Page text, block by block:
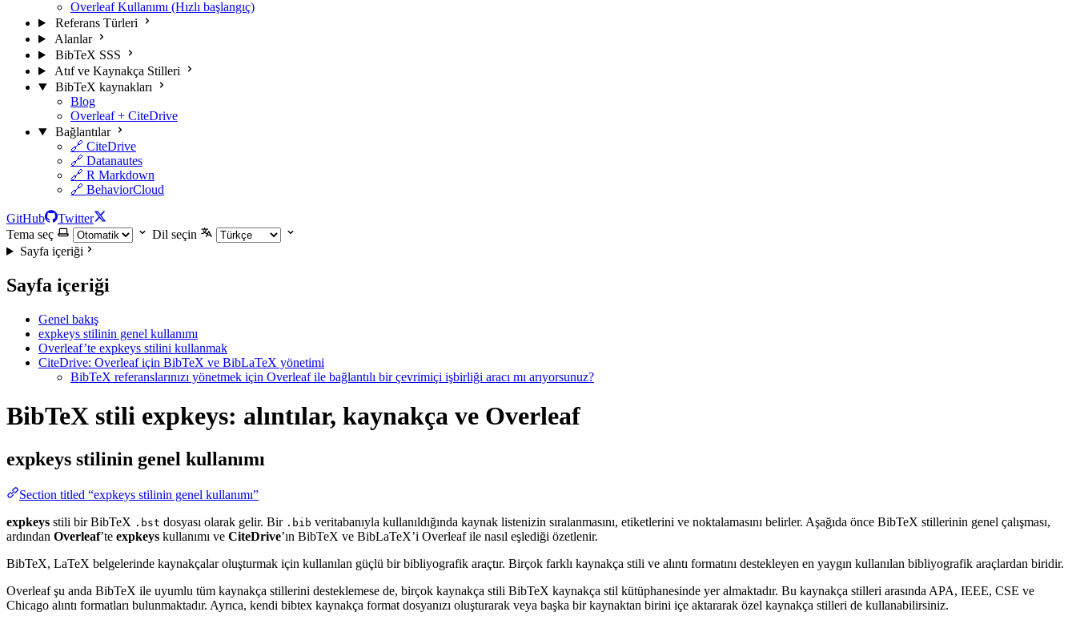
Overleaf Kullanımı (Hızlı başlangıç)
Referans Türleri
Alanlar
BibTeX SSS
Atıf ve Kaynakça Stilleri
BibTeX kaynakları
Blog
Overleaf + CiteDrive
Bağlantılar
🔗 CiteDrive
🔗 Datanautes
🔗 R Markdown
🔗 BehaviorCloud
GitHub
Twitter
Tema seç
Dil seçin
Sayfa içeriği
Sayfa içeriği
Genel bakış
expkeys stilinin genel kullanımı
Overleaf’te expkeys stilini kullanmak
CiteDrive: Overleaf için BibTeX ve BibLaTeX yönetimi
BibTeX referanslarınızı yönetmek için Overleaf ile bağlantılı bir çevrimiçi işbirliği aracı mı arıyorsunuz?
BibTeX stili expkeys: alıntılar, kaynakça ve Overleaf
expkeys stilinin genel kullanımı
Section titled “expkeys stilinin genel kullanımı”
expkeys stili bir BibTeX .bst dosyası olarak gelir. Bir .bib veritabanıyla kullanıldığında kaynak listenizin sıralanmasını, etiketlerini ve noktalamasını belirler. Aşağıda önce BibTeX stillerinin genel çalışması,
ardından Overleaf’te expkeys kullanımı ve CiteDrive’ın BibTeX ve BibLaTeX’i Overleaf ile nasıl eşlediği özetlenir.
BibTeX, LaTeX belgelerinde kaynakçalar oluşturmak için kullanılan güçlü bir bibliyografik araçtır. Birçok farklı kaynakça stili ve alıntı formatını destekleyen en yaygın kullanılan bibliyografik araçlardan biridir.
Overleaf şu anda BibTeX ile uyumlu tüm kaynakça stillerini desteklemese de, birçok kaynakça stili BibTeX kaynakça stil kütüphanesinde yer almaktadır. Bu kaynakça stilleri arasında APA, IEEE, CSE ve
Chicago alıntı formatları bulunmaktadır. Ayrıca, kendi bibtex kaynakça format dosyanızı oluşturarak veya başka bir kaynaktan birini içe aktararak özel kaynakça stilleri de kullanabilirsiniz.